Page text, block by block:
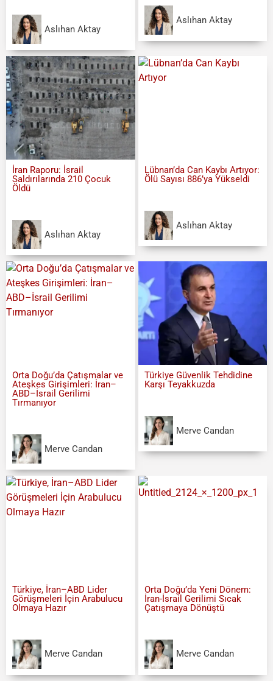
Aslıhan Aktay
Aslıhan Aktay
İran Raporu: İsrail
Saldırılarında 210 Çocuk
Öldü
Aslıhan Aktay
Lübnan’da Can Kaybı Artıyor:
Ölü Sayısı 886’ya Yükseldi
Aslıhan Aktay
Orta Doğu’da Çatışmalar ve
Ateşkes Girişimleri: İran–
ABD–İsrail Gerilimi
Tırmanıyor
Merve Candan
Türkiye Güvenlik Tehdidine
Karşı Teyakkuzda
Merve Candan
Türkiye, İran–ABD Lider
Görüşmeleri İçin Arabulucu
Olmaya Hazır
Merve Candan
Orta Doğu’da Yeni Dönem:
İran-İsrail Gerilimi Sıcak
Çatışmaya Dönüştü
Merve Candan